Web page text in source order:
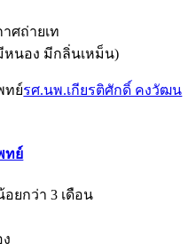
ศถ่ายเท
หนอง มีกลิ่นเหม็น)
ทย์รศ.นพ.เกียรติศักดิ์ คงวัฒน
ทย์
อยกว่า 3 เดือน